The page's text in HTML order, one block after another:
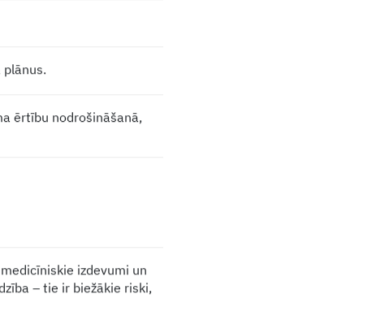
ērtību nodrošināšanā,
izdevumi un
– tie ir biežākie riski,